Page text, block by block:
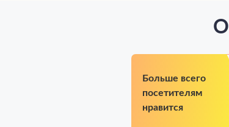
Больше всего
посетителям
нравится